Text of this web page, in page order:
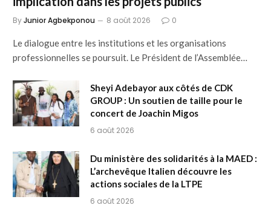
ByJunior Agbekponou 8 août 2026 0
Le dialogue entre les institutions et les organisations
professionnelles se poursuit. Le Président de l’Assemblée…
Sheyi Adebayor aux côtés de CDK
GROUP : Un soutien de taille pour le
concert de Joachin Migos
6 août 2026
Du ministère des solidarités à la MAED :
L’archevêque Italien découvre les
actions sociales de la LTPE
6 août 2026